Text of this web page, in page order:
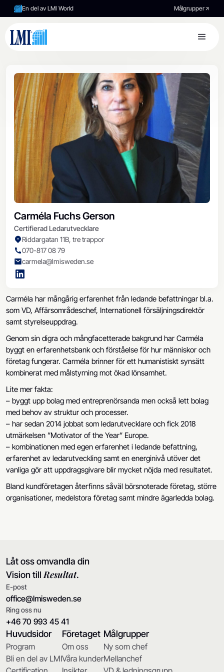
En del av LMI World Målgrupper
Carméla Fuchs Gerson
Certifierad Ledarutvecklare
Riddargatan 11B, tre trappor
070-817 08 79
carmela@lmisweden.se
Carméla har mångårig erfarenhet från ledande befattningar bl.a.
som VD, Affärsområdeschef, Internationell försäljningsdirektör
samt styrelseuppdrag.
Genom sin digra och mångfacetterade bakgrund har Carméla
byggt en erfarenhetsbank och förståelse för hur människor och
företag fungerar. Carméla brinner för ett humanistiskt synsätt
kombinerat med målstyrning mot ökad lönsamhet.
Lite mer fakta:
– byggt upp bolag med entreprenörsanda men också lett bolag
med behov av struktur och processer.
– har sedan 2014 jobbat som ledarutvecklare och fick 2018
utmärkelsen ”Motivator of the Year” Europe.
– kombinationen med egen erfarenhet i ledande befattning,
erfarenhet av ledarutveckling samt en energinivå utöver det
vanliga gör att uppdragsgivare blir mycket nöjda med resultatet.
Bland kundföretagen återfinns såväl börsnoterade företag, större
organisationer, medelstora företag samt mindre ägarledda bolag.
Låt oss omvandla din
Vision till Resultat.
E-post
office@lmisweden.se
Ring oss nu
+46 70 993 45 41
Huvudsidor
Program
Bli en del av LMI
Företaget
Om oss
Våra kunder
Målgrupper
Ny som chef
Mellanchef